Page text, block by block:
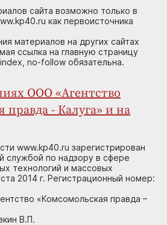
сайта возможно только в
как первоисточника
материалов на других сайтах
ссылка на главную страницу
no-follow обязательна.
ООО «Агентство
правда - Калуга» и на
www.kp40.ru зарегистрирован
службой по надзору в сфере
технологий и массовых
2014 г. Регистрационный номер:
«Комсомольская правда –
В.П.